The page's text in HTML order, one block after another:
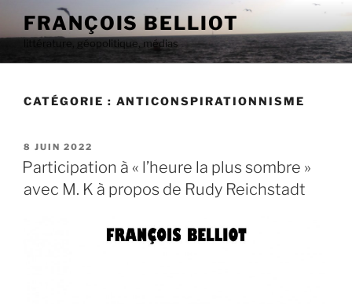
principal
FRANÇOIS BELLIOT
littérature, géopolitique, médias
CATÉGORIE : ANTICONSPIRATIONNISME
PUBLIÉ
LE
8 JUIN 2022
Participation à « l’heure la plus sombre »
avec M. K à propos de Rudy Reichstadt